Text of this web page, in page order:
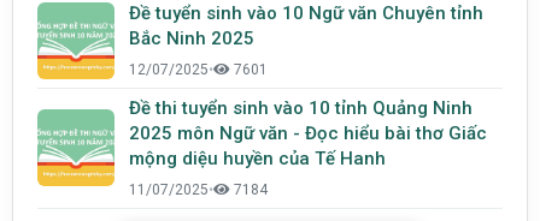
Đề tuyển sinh vào 10 Ngữ văn Chuyên tỉnh
Bắc Ninh 2025
12/07/2025• 7601
Đề thi tuyển sinh vào 10 tỉnh Quảng Ninh
2025 môn Ngữ văn - Đọc hiểu bài thơ Giấc
mộng diệu huyền của Tế Hanh
11/07/2025• 7184